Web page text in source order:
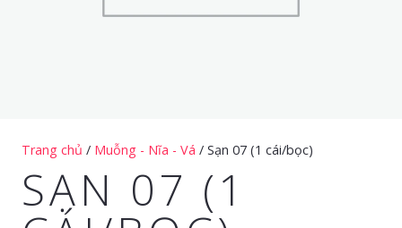
Trang chủ / Muỗng - Nĩa - Vá / Sạn 07 (1 cái/bọc)
SẠN 07 (1